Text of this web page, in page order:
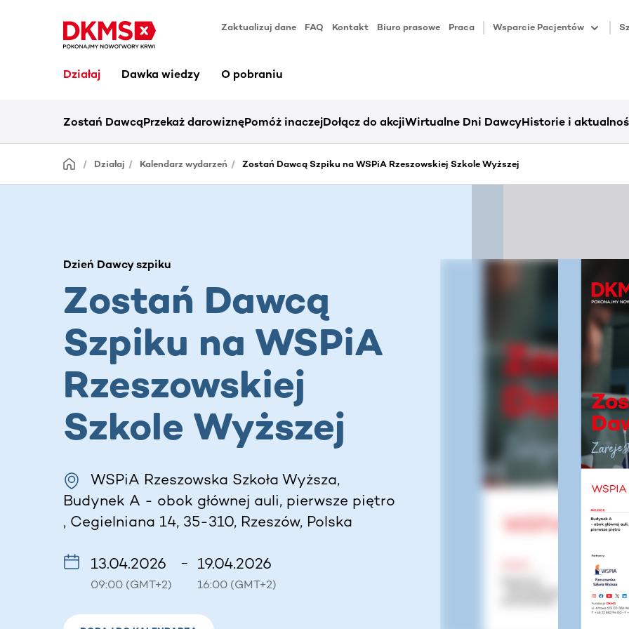
Zaktualizuj dane FAQ Kontakt Biuro prasowe Praca Wsparcie Pacjentów
Działaj Dawka wiedzy O pobraniu
Zostań DawcąPrzekaż darowiznęPomóż inaczejDołącz do akcjiWirtualne Dni DawcyHistorie i
Działaj Kalendarz wydarzeń Zostań Dawcą Szpiku na WSPiA Rzeszowskiej Szkole Wyższej
Dzień Dawcy szpiku
Zostań Dawcą
Szpiku na WSPiA
Rzeszowskiej
Szkole Wyższej
WSPiA Rzeszowska Szkoła Wyższa,
Budynek A - obok głównej auli, pierwsze piętro
, Cegielniana 14, 35-310, Rzeszów, Polska
13.04.2026
09:00 (GMT+2)
– 19.04.2026
16:00 (GMT+2)